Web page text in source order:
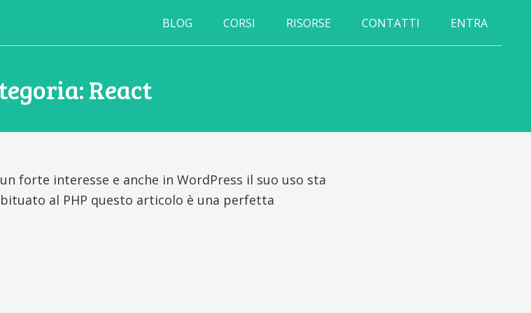
BLOG CORSI RISORSE CONTATTI ENTRA
React
forte interesse e anche in WordPress il suo uso sta
al PHP questo articolo è una perfetta